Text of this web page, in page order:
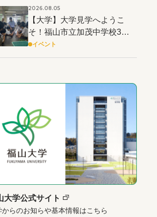
2026.08.05
【大学】大学見学へようこ
そ！福山市立加茂中学校3年
生の皆さん！！
イベント
大学公式サイト
からのお知らや基本情報はこちら